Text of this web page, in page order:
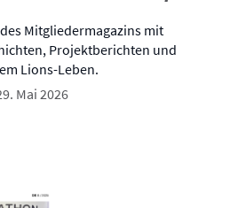
Mitgliedermagazins mit
Projektberichten und
Lions-Leben.
Mai 2026